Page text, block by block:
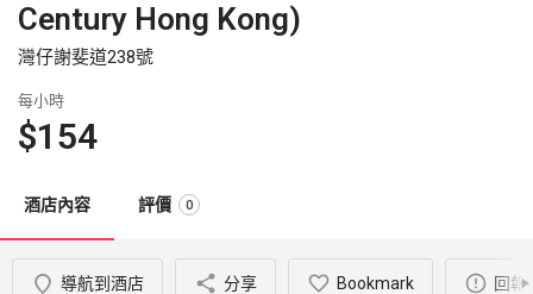
Century Hong Kong)
灣仔謝斐道238號
每小時
$154
酒店內容 評價 0
導航到酒店 分享 Bookmark 回報